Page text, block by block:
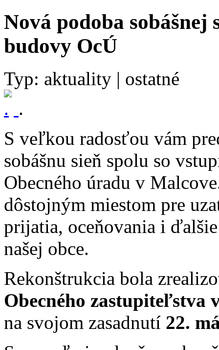
Nová podoba sobášnej
budovy OcÚ
Typ: aktuality | ostatné
.
S veľkou radosťou vám
sobášnu sieň spolu so
Obecného úradu v
dôstojným miestom pre
prijatia, oceňovania i
našej obce.
Rekonštrukcia bola
Obecného zastupiteľstva
na svojom zasadnutí 22.